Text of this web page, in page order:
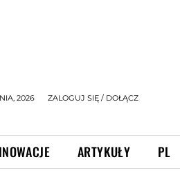
2026 ZALOGUJ SIĘ / DOŁĄCZ
ARTYKUŁY PL